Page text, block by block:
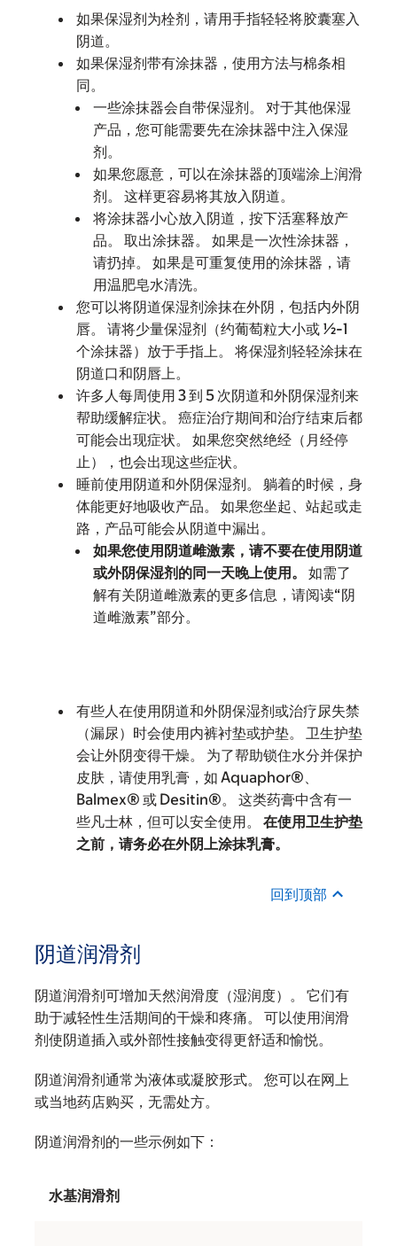
如果保湿剂为栓剂，请用手指轻轻将胶囊塞入
阴道。
如果保湿剂带有涂抹器，使用方法与棉条相
同。
一些涂抹器会自带保湿剂。 对于其他保湿
产品，您可能需要先在涂抹器中注入保湿
剂。
如果您愿意，可以在涂抹器的顶端涂上润滑
剂。 这样更容易将其放入阴道。
将涂抹器小心放入阴道，按下活塞释放产
品。 取出涂抹器。 如果是一次性涂抹器，
请扔掉。 如果是可重复使用的涂抹器，请
用温肥皂水清洗。
您可以将阴道保湿剂涂抹在外阴，包括内外阴
唇。 请将少量保湿剂（约葡萄粒大小或 ½-1
个涂抹器）放于手指上。 将保湿剂轻轻涂抹在
阴道口和阴唇上。
许多人每周使用 3 到 5 次阴道和外阴保湿剂来
帮助缓解症状。 癌症治疗期间和治疗结束后都
可能会出现症状。 如果您突然绝经（月经停
止），也会出现这些症状。
睡前使用阴道和外阴保湿剂。 躺着的时候，身
体能更好地吸收产品。 如果您坐起、站起或走
路，产品可能会从阴道中漏出。
如果您使用阴道雌激素，请不要在使用阴道
或外阴保湿剂的同一天晚上使用。
如需了
解有关阴道雌激素的更多信息，请阅读“阴
道雌激素”部分。
有些人在使用阴道和外阴保湿剂或治疗尿失禁
（漏尿）时会使用内裤衬垫或护垫。 卫生护垫
会让外阴变得干燥。 为了帮助锁住水分并保护
皮肤，请使用乳膏，如 Aquaphor®、
Balmex® 或 Desitin®。 这类药膏中含有一
些凡士林，但可以安全使用。 在使用卫生护垫
之前，请务必在外阴上涂抹乳膏。
回到顶部
阴道润滑剂
阴道润滑剂可增加天然润滑度（湿润度）。 它们有
助于减轻性生活期间的干燥和疼痛。 可以使用润滑
剂使阴道插入或外部性接触变得更舒适和愉悦。
阴道润滑剂通常为液体或凝胶形式。 您可以在网上
或当地药店购买，无需处方。
阴道润滑剂的一些示例如下：
水基润滑剂